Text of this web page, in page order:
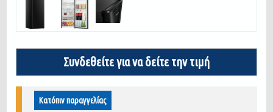
Συνδεθείτε για να δείτε την τιμή
Κατόπιν παραγγελίας